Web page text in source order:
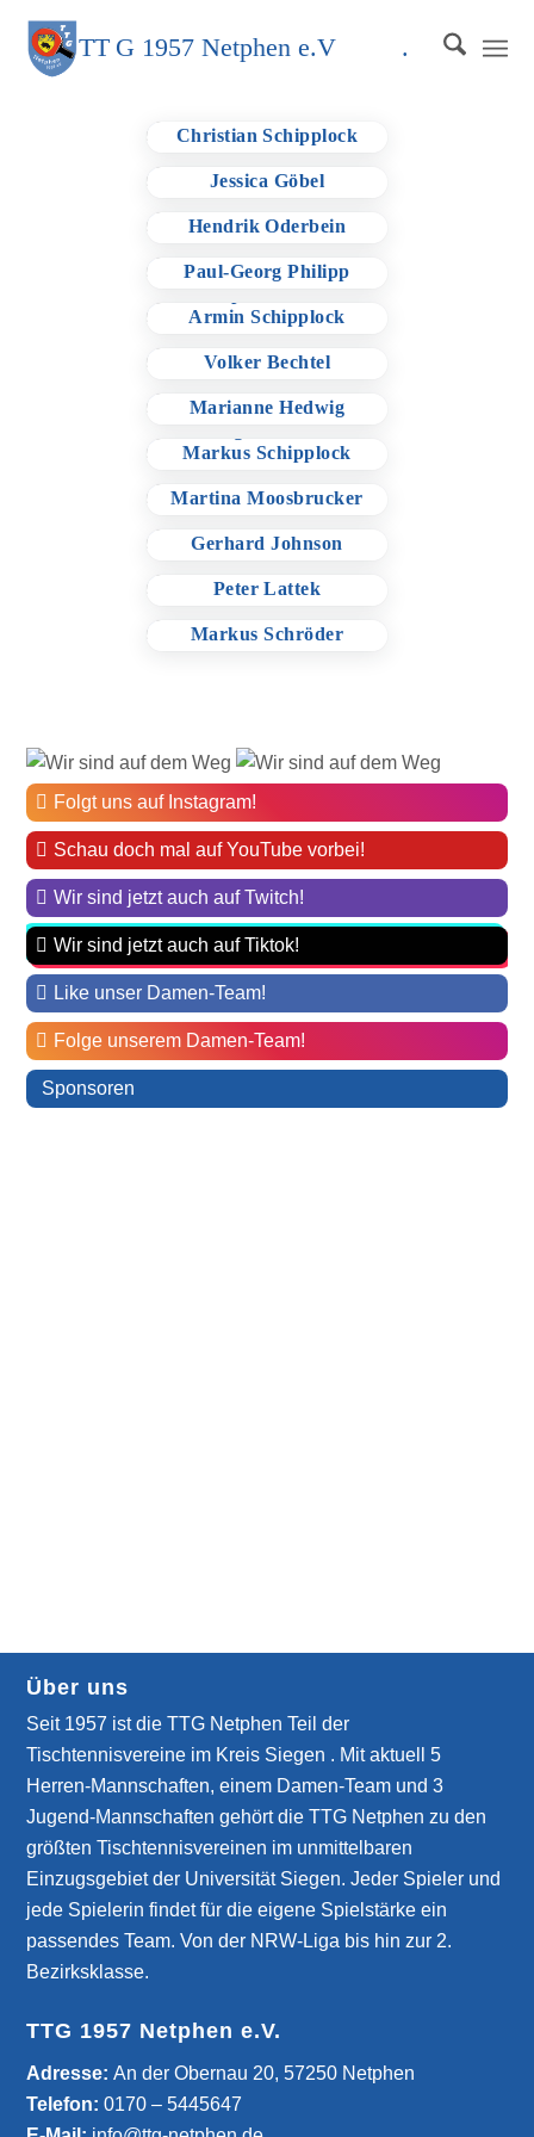
TT G 1957 Netphen e.V .
Christian Schipplock
Jessica Göbel
Hendrik Oderbein
Paul-Georg Philipp
Armin Schipplock
Volker Bechtel
Marianne Hedwig
Markus Schipplock
Martina Moosbrucker
Gerhard Johnson
Peter Lattek
Markus Schröder
Folgt uns auf Instagram!
Schau doch mal auf YouTube vorbei!
Wir sind jetzt auch auf Twitch!
Wir sind jetzt auch auf Tiktok!
Like unser Damen-Team!
Folge unserem Damen-Team!
Sponsoren
Über uns
Seit 1957 ist die TTG Netphen Teil der
Tischtennisvereine im Kreis Siegen . Mit aktuell 5
Herren-Mannschaften, einem Damen-Team und 3
Jugend-Mannschaften gehört die TTG Netphen zu den
größten Tischtennisvereinen im unmittelbaren
Einzugsgebiet der Universität Siegen. Jeder Spieler und
jede Spielerin findet für die eigene Spielstärke ein
passendes Team. Von der NRW-Liga bis hin zur 2.
Bezirksklasse.
TTG 1957 Netphen e.V.
­Adresse:An der Obernau 20, 57250 Netphen
Telefon:0170 – 5445647